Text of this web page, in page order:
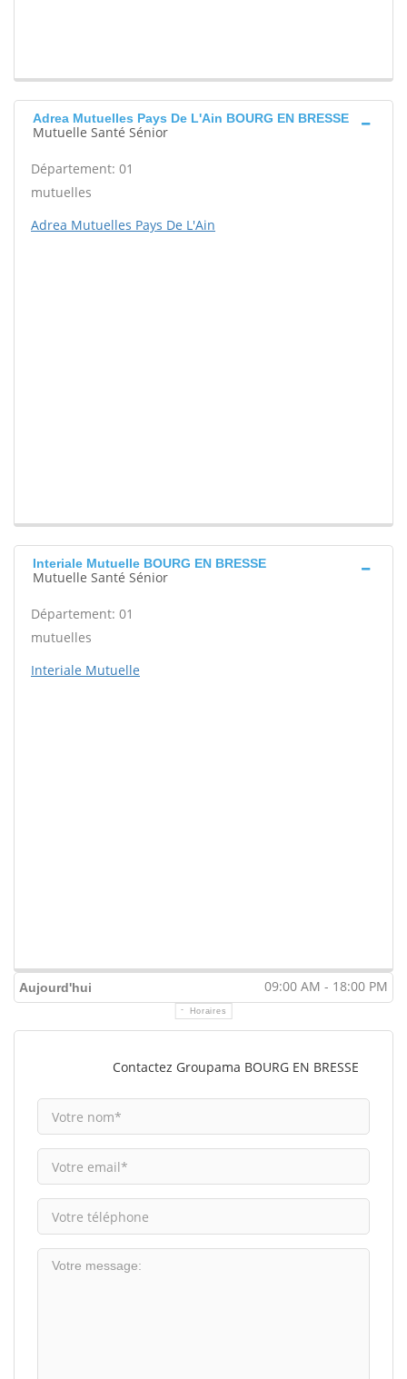
Adrea Mutuelles Pays De L'Ain BOURG EN BRESSE
Mutuelle Santé Sénior
Département: 01
mutuelles
Adrea Mutuelles Pays De L'Ain
Interiale Mutuelle BOURG EN BRESSE
Mutuelle Santé Sénior
Département: 01
mutuelles
Interiale Mutuelle
Aujourd'hui 09:00 AM - 18:00 PM
Horaires
Contactez Groupama BOURG EN BRESSE